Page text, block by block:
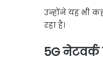
उन्होंने यह भी
रहा है।
5G नेटवर्क